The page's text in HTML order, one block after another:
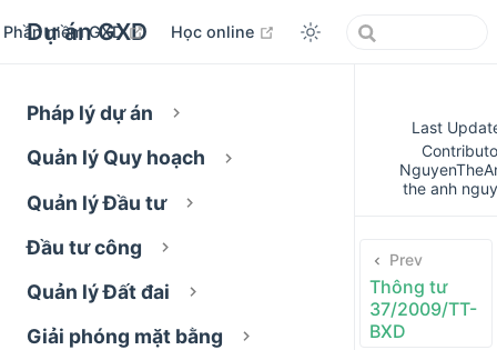
Dự án GXD
Phần mềm GXD open in new window
Học online open in new window
Pháp lý dự án
Quản lý Quy hoạch
Quản lý Đầu tư
Đầu tư công
Quản lý Đất đai
Giải phóng mặt bằng
Last
the anh
Prev
Thông tư
37/2009/TT-
BXD